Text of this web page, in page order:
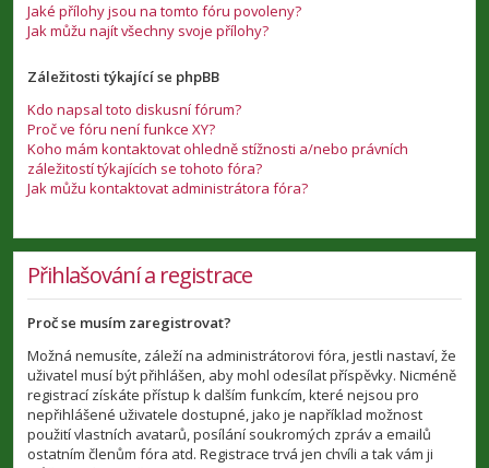
Jaké přílohy jsou na tomto fóru povoleny?
Jak můžu najít všechny svoje přílohy?
Záležitosti týkající se phpBB
Kdo napsal toto diskusní fórum?
Proč ve fóru není funkce XY?
Koho mám kontaktovat ohledně stížnosti a/nebo právních
záležitostí týkajících se tohoto fóra?
Jak můžu kontaktovat administrátora fóra?
Přihlašování a registrace
Proč se musím zaregistrovat?
Možná nemusíte, záleží na administrátorovi fóra, jestli nastaví, že
uživatel musí být přihlášen, aby mohl odesílat příspěvky. Nicméně
registrací získáte přístup k dalším funkcím, které nejsou pro
nepřihlášené uživatele dostupné, jako je například možnost
použití vlastních avatarů, posílání soukromých zpráv a emailů
ostatním členům fóra atd. Registrace trvá jen chvíli a tak vám ji